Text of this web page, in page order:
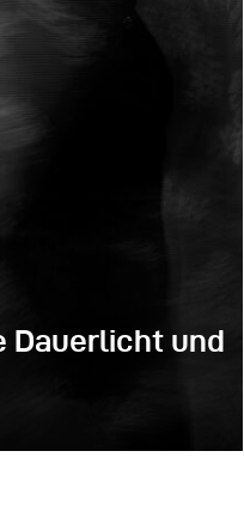
Dauerlicht und